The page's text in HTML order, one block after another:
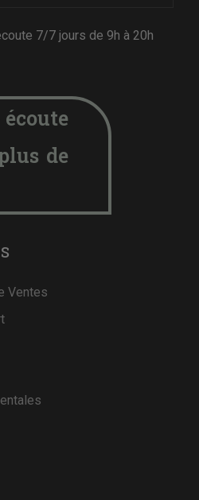
7/7 jours de 9h à 20h
de
Ventes